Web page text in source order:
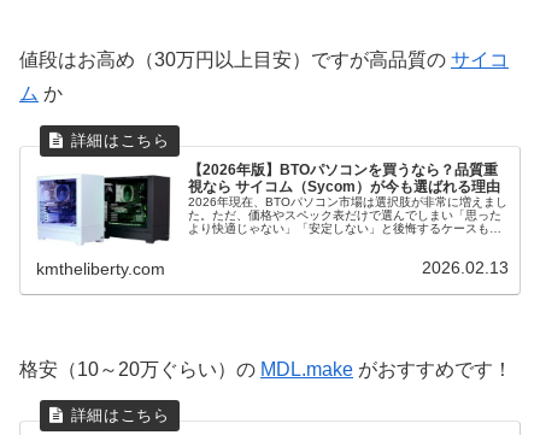
値段はお高め（30万円以上目安）ですが高品質の サイコ
ム か
【2026年版】BTOパソコンを買うなら？品質重
視なら サイコム（Sycom）が今も選ばれる理由
2026年現在、BTOパソコン市場は選択肢が非常に増えまし
た。ただ、価格やスペック表だけで選んでしまい「思った
より快適じゃない」「安定しない」と後悔するケースも少
kmtheliberty.com 2026.02.13
格安（10～20万ぐらい）の MDL.make がおすすめです！